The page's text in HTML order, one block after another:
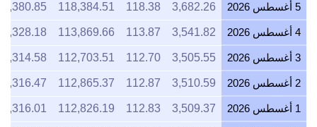
5 أغسطس 2026 3,682.26
118.38
118,384.51
1,380.85
4 أغسطس 2026 3,541.82
113.87
113,869.66
1,328.18
3 أغسطس 2026 3,505.55
112.70
112,703.51
1,314.58
2 أغسطس 2026 3,510.59
112.87
112,865.37
1,316.47
1 أغسطس 2026 3,509.37
112.83
112,826.19
1,316.01